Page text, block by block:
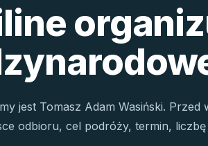
jest Tomasz Adam Wasiński.
odbioru, cel podróży, termin,